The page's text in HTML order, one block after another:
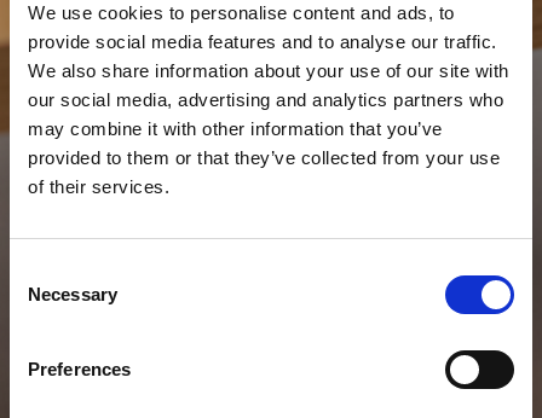
We use cookies to personalise content and ads, to
provide social media features and to analyse our traffic.
We also share information about your use of our site with
our social media, advertising and analytics partners who
may combine it with other information that you’ve
provided to them or that they’ve collected from your use
of their services.
Selection
Necessary
Preferences